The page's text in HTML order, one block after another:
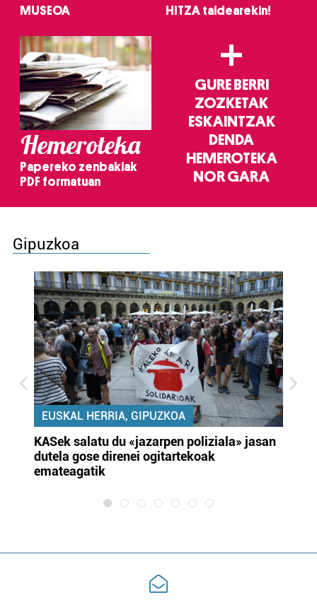
MUSEOA
HITZA taldearekin!
Hemeroteka
Papereko zenbakiak
PDF formatuan
+
GURE BERRI
ZOZKETAK
ESKAINTZAK
DENDA
HEMEROTEKA
NOR GARA
Gipuzkoa
EUSKAL HERRIA, GIPUZKOA
KASek salatu du «jazarpen poliziala» jasan
dutela gose direnei ogitartekoak
emateagatik